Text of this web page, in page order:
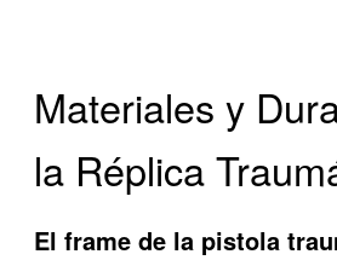
Materiales y
la Réplica
El frame de la pistola